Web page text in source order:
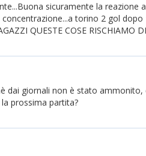
sicuramente la reazione
torino 2 gol
QUESTE COSE RISCHIAMO
dai giornali non è stato
prossima partita?